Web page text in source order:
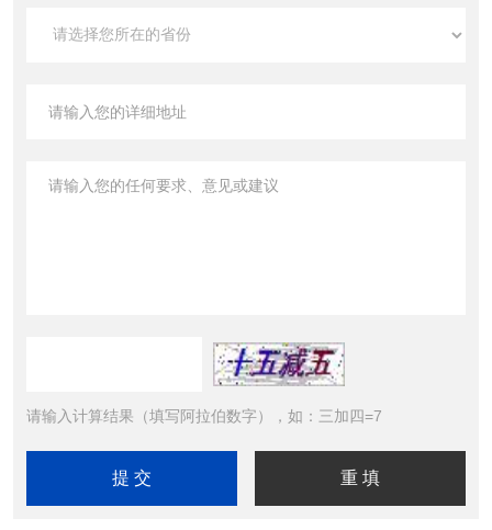
请输入计算结果（填写阿拉伯数字），如：三加四=7